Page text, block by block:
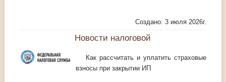
Создано: 3 июля 2026г.
Новости налоговой
Как рассчитать и уплатить страховые
взносы при закрытии ИП